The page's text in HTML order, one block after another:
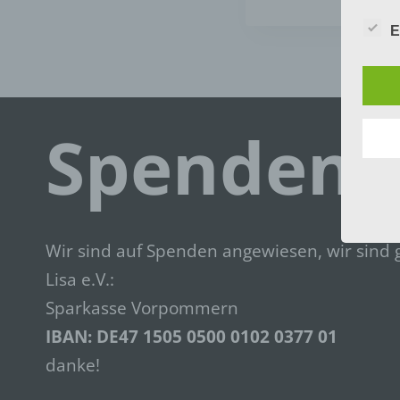
Spenden
Wir sind auf Spenden angewiesen, wir sind
Lisa e.V.:
Sparkasse Vorpommern
IBAN: DE47 1505 0500 0102 0377 01
danke!
und
Die